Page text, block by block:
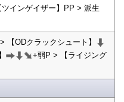
インゲイザー】PP > 派生
【ODクラックシュート】
+弱P > 【ライジング